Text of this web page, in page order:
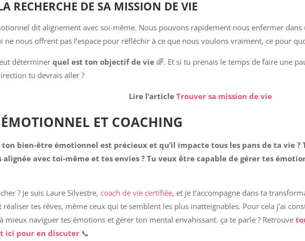
RECHERCHE DE SA MISSION DE VIE
dit alignement avec soi-même. Nous pouvons rapidement nous enfermer
ne nous offrent pas l’espace pour réfléchir à ce que nous voulons vraiment, ce pour
déterminerquel est ton objectif de vie 🌈. Et si tu prenais le temps de faire une
tu devrais aller ?
Lire l’article Trouver sa mission de vie
ET COACHING
ton bien-être émotionnel est précieux et qu’il impacte tous les pans de ta vie
avec toi-même et tes envies ? Tu veux être capable de gérer tes
? Je suis Laure Silvestre, coach de vie certifiée, et je t’accompagne dans ta
réaliser tes rêves, même ceux qui te semblent les plus inatteignables. Pour cela j’ai
mieux naviguer tes émotions et gérer ton mental envahissant. ça te parle ? Retrouve
ici pour en discuter 📞